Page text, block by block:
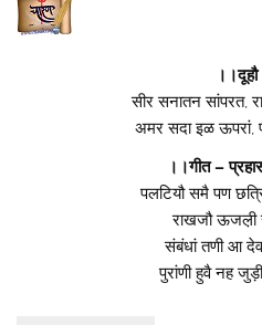
सीर सनातन सांपरत,
अमर सदा इळ ऊपरां,
।।गीत –
पलटियौ समै पण
राखजौ ऊजल़ी
संबंधां तणी आ
पुरांणी हुवै नह